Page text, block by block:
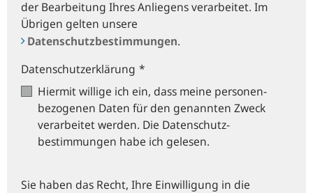
der Bearbeitung Ihres Anliegens verarbeitet. Im
Übrigen gelten unsere
Datenschutzbestimmungen.
Datenschutzerklärung *
Hiermit willige ich ein, dass meine personen­
bezogenen Daten für den genannten Zweck
verarbeitet werden. Die Datenschutz­
bestimmungen habe ich gelesen.
Sie haben das Recht, Ihre Einwilligung in die